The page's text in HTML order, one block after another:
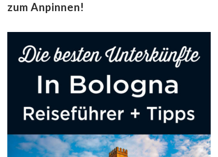
zum Anpinnen!